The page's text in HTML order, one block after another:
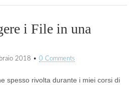
i File in una
2018 • 0 Comments
spesso rivolta durante i miei corsi di